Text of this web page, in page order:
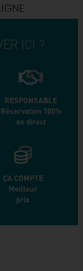
ICI ?
RESPONSABLE
Réservation 100%
en direct
ÇA COMPTE
Meilleur
prix